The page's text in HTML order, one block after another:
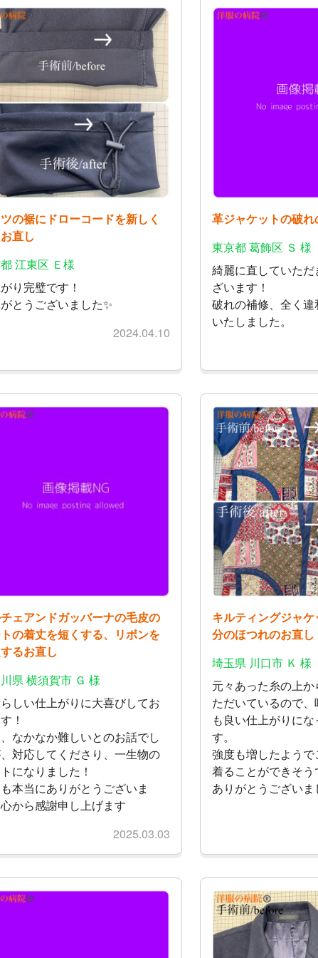
の裾にドローコードを新しく
直し
江東区 Ｅ様
り完璧です！
とうございました✨
2024.04.10
革ジャケットの破れ
東京都 葛飾区 Ｓ 様
綺麗に直していた
ざいます！
破れの補修、全く
いたしました。
ェアンドガッバーナの毛皮の
の着丈を短くする、リボンを
るお直し
県 横須賀市 Ｇ 様
しい仕上がりに大喜びしてお
！
なかなか難しいとのお話でし
対応してくださり、一生物の
になりました！
本当にありがとうございま
から感謝申し上げます
2025.03.03
キルティングジャ
分のほつれのお直し
埼玉県 川口市 Ｋ 様
元々あった糸の上
ただいているので
も良い仕上がりにな
す。
強度も増したようで
着ることができそ
ありがとうござい